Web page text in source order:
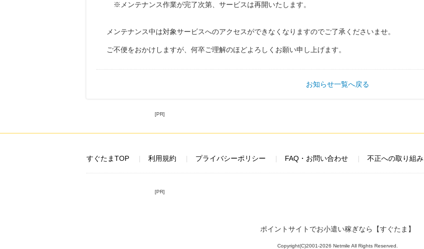
※メンテナンス作業が完了次第、サービスは再開いたします。
メンテナンス中は対象サービスへのアクセスができなくなりますのでご了承くださいませ。
ご不便をおかけしますが、何卒ご理解のほどよろしくお願い申し上げます。
お知らせ一覧へ戻る
[PR]
すぐたまTOP 利用規約 プライバシーポリシー FAQ・お問い合わせ 不正への取り組み
[PR]
ポイントサイトでお小遣い稼ぎなら【すぐたま】
Copyright(C)2001-2026 Netmile All Rights Reserved.